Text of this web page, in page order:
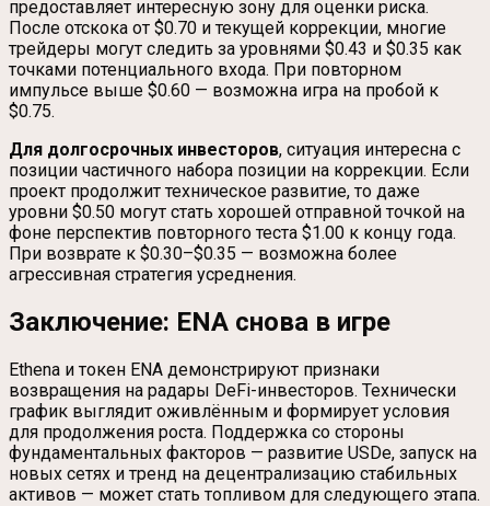
предоставляет интересную зону для оценки риска.
После отскока от $0.70 и текущей коррекции, многие
трейдеры могут следить за уровнями $0.43 и $0.35 как
точками потенциального входа. При повторном
импульсе выше $0.60 — возможна игра на пробой к
$0.75.
Для долгосрочных инвесторов, ситуация интересна с
позиции частичного набора позиции на коррекции. Если
проект продолжит техническое развитие, то даже
уровни $0.50 могут стать хорошей отправной точкой на
фоне перспектив повторного теста $1.00 к концу года.
При возврате к $0.30–$0.35 — возможна более
агрессивная стратегия усреднения.
Заключение: ENA снова в игре
Ethena и токен ENA демонстрируют признаки
возвращения на радары DeFi-инвесторов. Технически
график выглядит оживлённым и формирует условия
для продолжения роста. Поддержка со стороны
фундаментальных факторов — развитие USDe, запуск на
новых сетях и тренд на децентрализацию стабильных
активов — может стать топливом для следующего этапа.